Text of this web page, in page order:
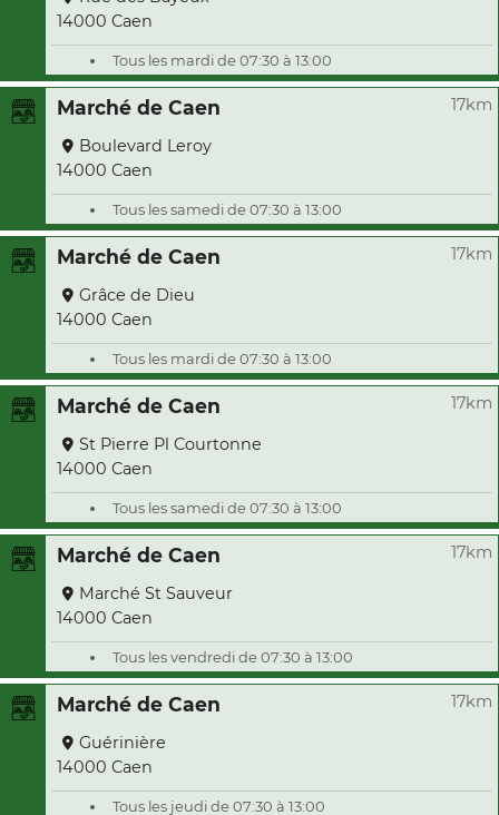
14000 Caen
Tous les mardi de 07:30 à 13:00
Marché de Caen 17km
Boulevard Leroy
14000 Caen
Tous les samedi de 07:30 à 13:00
Marché de Caen 17km
Grâce de Dieu
14000 Caen
Tous les mardi de 07:30 à 13:00
Marché de Caen 17km
St Pierre Pl Courtonne
14000 Caen
Tous les samedi de 07:30 à 13:00
Marché de Caen 17km
Marché St Sauveur
14000 Caen
Tous les vendredi de 07:30 à 13:00
Marché de Caen 17km
Guérinière
14000 Caen
Tous les jeudi de 07:30 à 13:00